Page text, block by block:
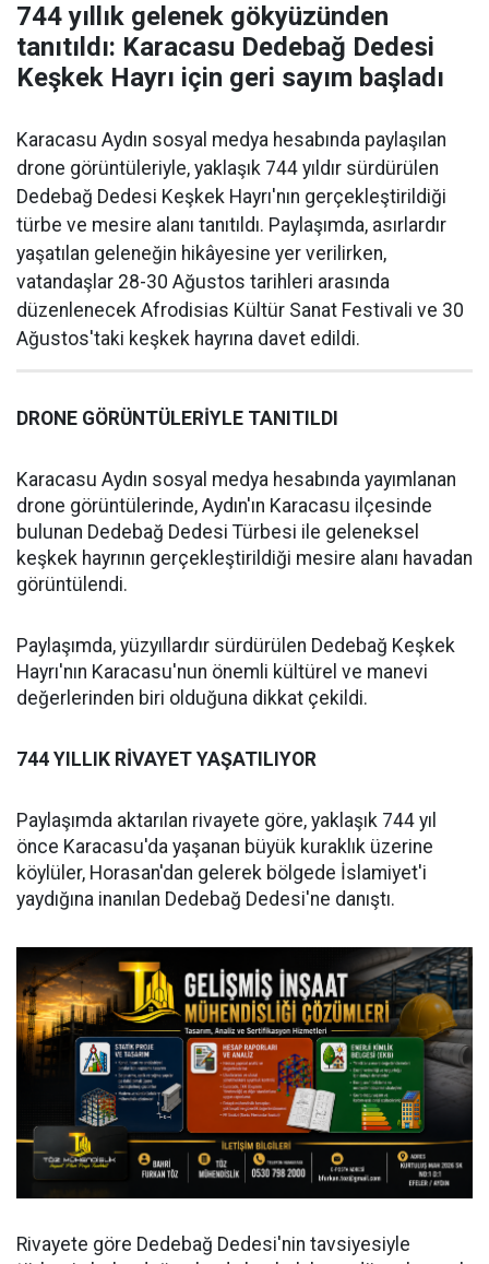
744 yıllık gelenek gökyüzünden
tanıtıldı: Karacasu Dedebağ Dedesi
Keşkek Hayrı için geri sayım başladı
Karacasu Aydın sosyal medya hesabında paylaşılan
drone görüntüleriyle, yaklaşık 744 yıldır sürdürülen
Dedebağ Dedesi Keşkek Hayrı'nın gerçekleştirildiği
türbe ve mesire alanı tanıtıldı. Paylaşımda, asırlardır
yaşatılan geleneğin hikâyesine yer verilirken,
vatandaşlar 28-30 Ağustos tarihleri arasında
düzenlenecek Afrodisias Kültür Sanat Festivali ve 30
Ağustos'taki keşkek hayrına davet edildi.
DRONE GÖRÜNTÜLERİYLE TANITILDI
Karacasu Aydın sosyal medya hesabında yayımlanan
drone görüntülerinde, Aydın'ın Karacasu ilçesinde
bulunan Dedebağ Dedesi Türbesi ile geleneksel
keşkek hayrının gerçekleştirildiği mesire alanı havadan
görüntülendi.
Paylaşımda, yüzyıllardır sürdürülen Dedebağ Keşkek
Hayrı'nın Karacasu'nun önemli kültürel ve manevi
değerlerinden biri olduğuna dikkat çekildi.
744 YILLIK RİVAYET YAŞATILIYOR
Paylaşımda aktarılan rivayete göre, yaklaşık 744 yıl
önce Karacasu'da yaşanan büyük kuraklık üzerine
köylüler, Horasan'dan gelerek bölgede İslamiyet'i
yaydığına inanılan Dedebağ Dedesi'ne danıştı.
Rivayete göre Dedebağ Dedesi'nin tavsiyesiyle